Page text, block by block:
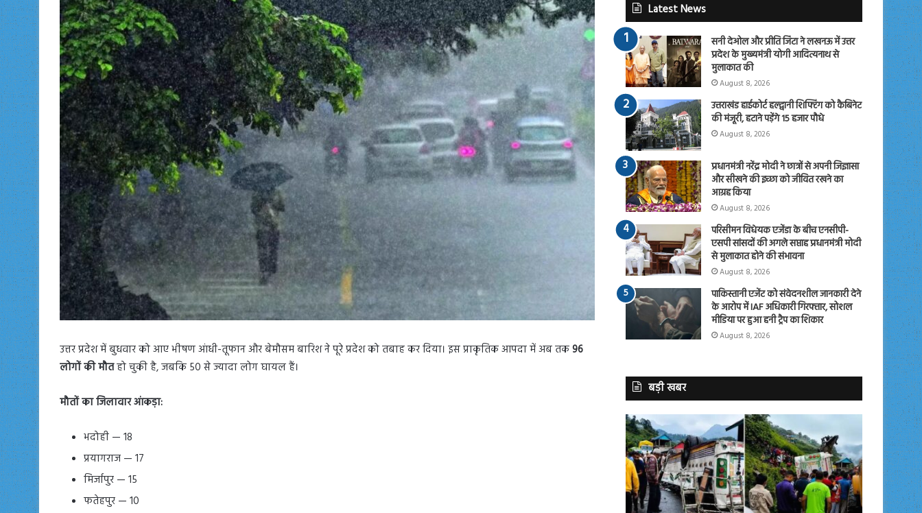
उत्तर प्रदेश में बुधवार को आए भीषण आंधी-तूफान और बेमौसम बारिश ने पूरे प्रदेश को तबाह कर दिया। इस प्राकृतिक आपदा में अब तक96
लोगों की मौतहो चुकी है, जबकि 50 से ज्यादा लोग घायल हैं।
मौतों का जिलावार आंकड़ा:
भदोही — 18
प्रयागराज — 17
मिर्जापुर — 15
फतेहपुर — 10
Latest News
सनी देओल और प्रीति जिंटा ने लखनऊ में उत्तर
प्रदेश के मुख्यमंत्री योगी आदित्यनाथ से
मुलाकात की
August 8, 2026
उत्तराखंड हाईकोर्ट हल्द्वानी शिफ्टिंग को कैबिनेट
की मंजूरी, हटाने पड़ेंगे 15 हजार पौधे
August 8, 2026
प्रधानमंत्री नरेंद्र मोदी ने छात्रों से अपनी जिज्ञासा
और सीखने की इच्छा को जीवित रखने का
आग्रह किया
August 8, 2026
परिसीमन विधेयक एजेंडा के बीच एनसीपी-
एसपी सांसदों की अगले सप्ताह प्रधानमंत्री मोदी
से मुलाकात होने की संभावना
August 8, 2026
पाकिस्तानी एजेंट को संवेदनशील जानकारी देने
के आरोप में IAF अधिकारी गिरफ्तार, सोशल
मीडिया पर हुआ हनी ट्रैप का शिकार
August 8, 2026
बड़ी खबर